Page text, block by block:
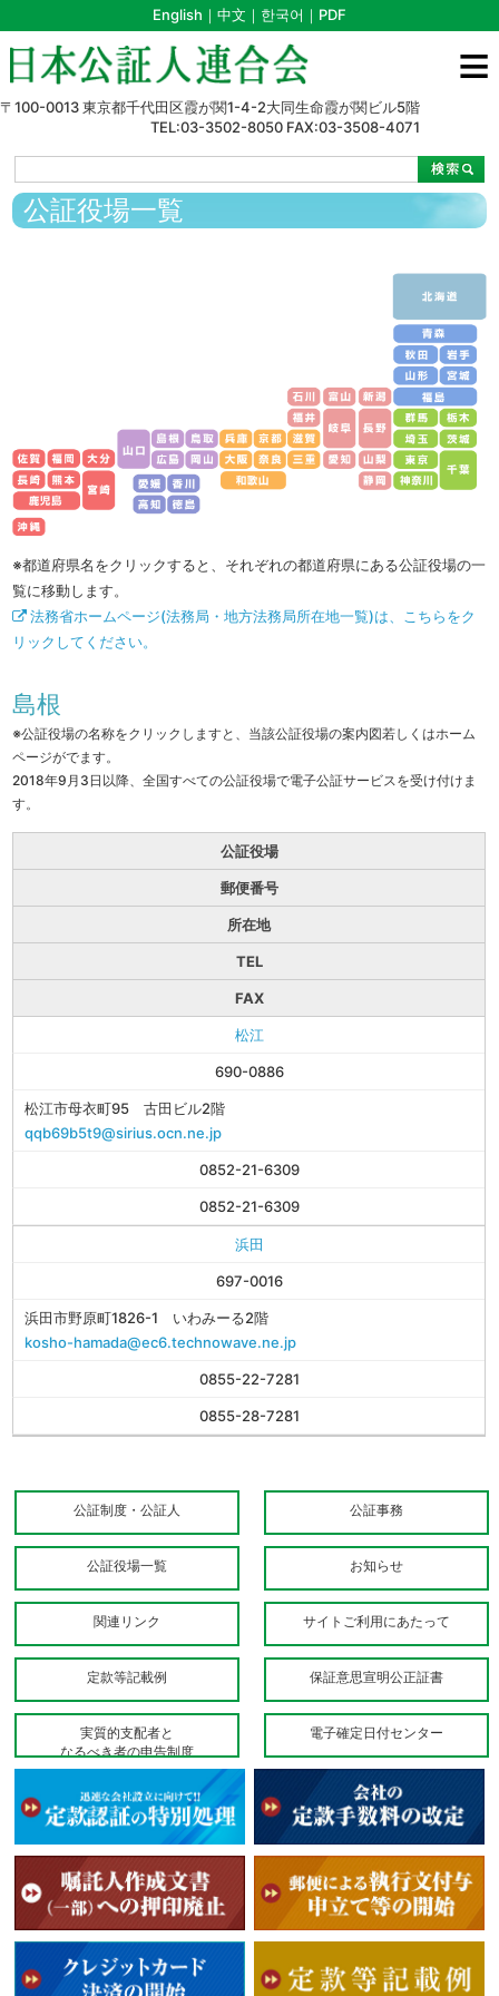
English ｜ 中文 ｜ 한국어 ｜ PDF
〒100-0013 東京都千代田区霞が関1-4-2大同生命霞が関ビル5階
TEL:03-3502-8050 FAX:03-3508-4071
≡
公証役場一覧
※都道府県名をクリックすると、それぞれの都道府県にある公証役場の一
覧に移動します。
法務省ホームページ(法務局・地方法務局所在地一覧)は、こちらをク
リックしてください。
島根
※公証役場の名称をクリックしますと、当該公証役場の案内図若しくはホーム
ページがでます。
2018年9月3日以降、全国すべての公証役場で電子公証サービスを受け付けま
す。
公証役場
郵便番号
所在地
TEL
FAX
松江
690-0886
松江市母衣町95 古田ビル2階
qqb69b5t9@sirius.ocn.ne.jp
0852-21-6309
0852-21-6309
浜田
697-0016
浜田市野原町1826-1 いわみーる2階
kosho-hamada@ec6.technowave.ne.jp
0855-22-7281
0855-28-7281
公証制度・公証人 公証事務
公証役場一覧 お知らせ
関連リンク サイトご利用にあたって
定款等記載例 保証意思宣明公正証書
実質的支配者と
なるべき者の申告制度
電子確定日付センター